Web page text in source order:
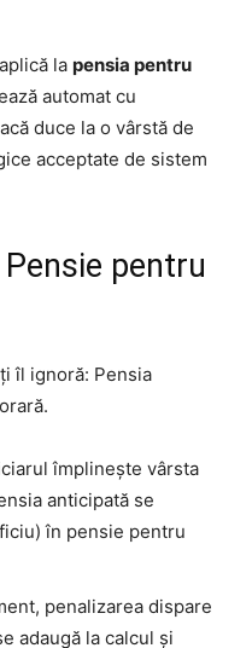
la pensia pentru
automat cu
duce la o vârstă de
acceptate de sistem
pentru
îl ignoră: Pensia
împlinește vârsta
anticipată se
în pensie pentru
penalizarea dispare
adaugă la calcul și